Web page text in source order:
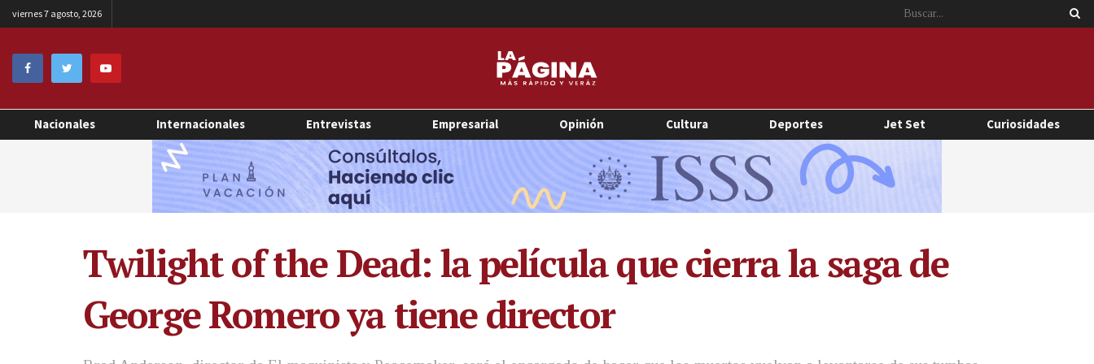
viernes 7 agosto, 2026
Nacionales Internacionales Entrevistas Empresarial Opinión Cultura Deportes Jet Set Curiosidades
Twilight of the Dead: la película que cierra la saga de
George Romero ya tiene director